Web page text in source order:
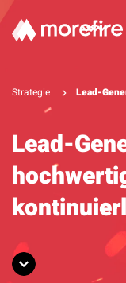
Lösungen
Referenzen
Über uns
Know How
Newsletter
Strategie Lead-
Lead-